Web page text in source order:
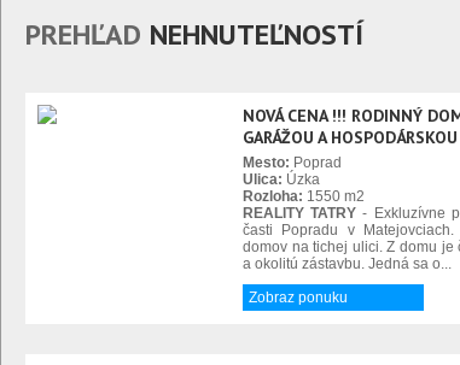
PREHĽAD NEHNUTEĽNOSTÍ
NOVÁ CENA !!! RODINNÝ
GARÁŽOU A
Mesto: Poprad
Ulica: Úzka
Rozloha: 1550 m2
REALITY TATRY - Exkluzívne
časti Popradu v
domov na tichej ulici. Z domu
a okolitú zástavbu. Jedná sa o...
Zobraz ponuku